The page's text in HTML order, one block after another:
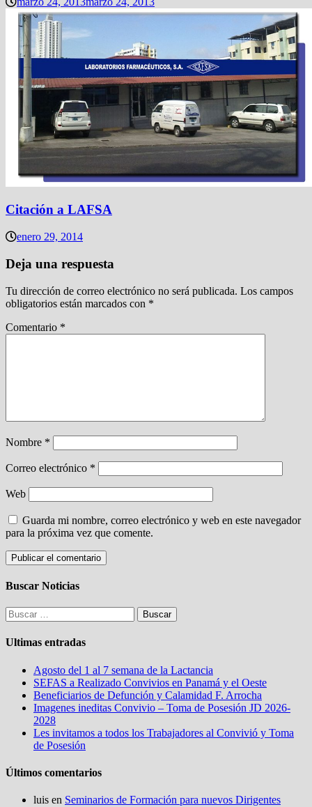
Citación a LAFSA
enero 29, 2014
Deja una respuesta
Tu dirección de correo electrónico no será publicada. Los campos
obligatorios están marcados con *
Comentario *
Nombre *
Correo electrónico *
Web
Guarda mi nombre, correo electrónico y web en este navegador
para la próxima vez que comente.
Buscar Noticias
Buscar:
Ultimas entradas
Agosto del 1 al 7 semana de la Lactancia
SEFAS a Realizado Convivios en Panamá y el Oeste
Beneficiarios de Defunción y Calamidad F. Arrocha
Imagenes ineditas Convivio – Toma de Posesión JD 2026-
2028
Les invitamos a todos los Trabajadores al Convivió y Toma
de Posesión
Últimos comentarios
luis en Seminarios de Formación para nuevos Dirigentes